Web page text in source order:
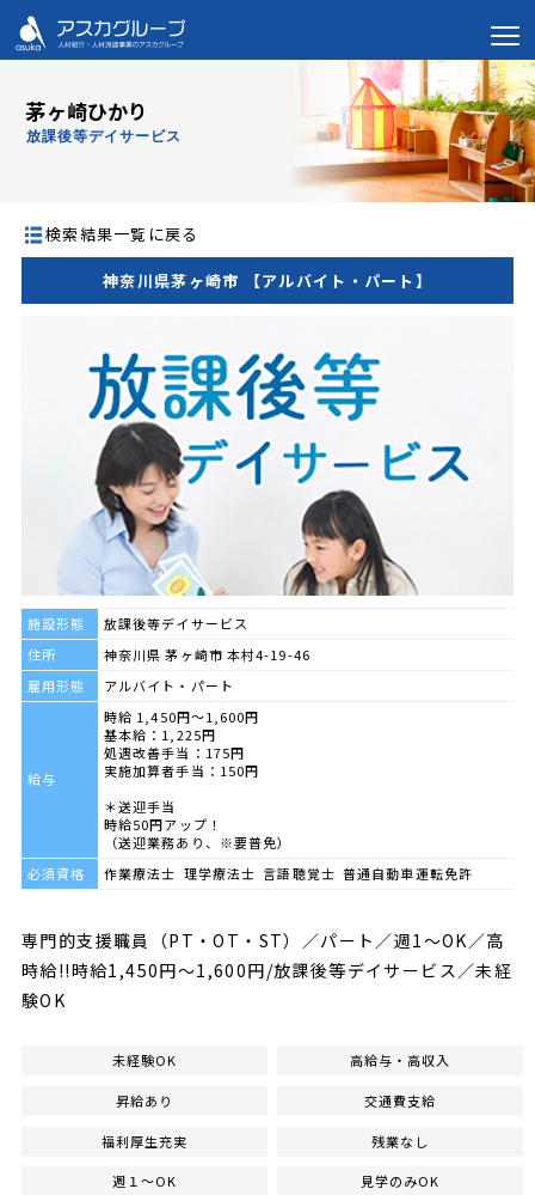
茅ヶ崎ひかり
放課後等デイサービス
検索結果一覧に戻る
神奈川県茅ヶ崎市 【アルバイト・パート】
施設形態
放課後等デイサービス
住所
神奈川県 茅ヶ崎市 本村4-19-46
雇用形態
アルバイト・パート
給与
時給 1,450円～1,600円
基本給：1,225円
処遇改善手当：175円
実施加算者手当：150円
＊送迎手当
時給50円アップ！
（送迎業務あり、※要普免）
必須資格
作業療法士 理学療法士 言語聴覚士 普通自動車運転免許
専門的支援職員（PT・OT・ST）／パート／週1～OK／高
時給!!時給1,450円～1,600円/放課後等デイサービス／未経
験OK
未経験OK 高給与・高収入
昇給あり 交通費支給
福利厚生充実 残業なし
週１～OK 見学のみOK